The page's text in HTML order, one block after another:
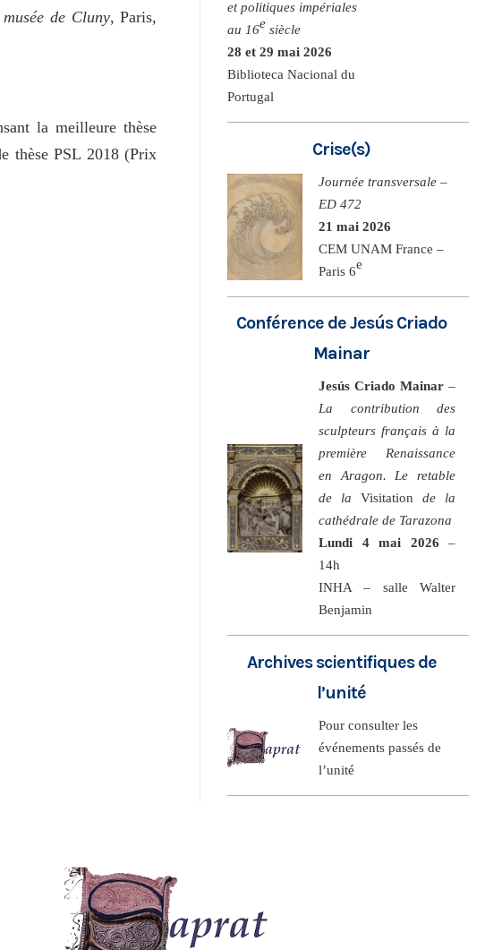
de Cluny, Paris,
la meilleure thèse
thèse PSL 2018 (Prix
et politiques impériales
au 16e siècle
28 et 29 mai 2026
Biblioteca Nacional du
Portugal
Crise(s)
Journée transversale –
ED 472
21 mai 2026
CEM UNAM France –
Paris 6e
Conférence de Jesús Criado
Mainar
Jesús Criado Mainar –
La contribution des
sculpteurs français à la
première Renaissance
en Aragon. Le retable
de la Visitationde la
cathédrale de Tarazona
Lundi 4 mai 2026 –
14h
INHA – salle Walter
Benjamin
Archives scientifiques de
l’unité
Pour consulter les
événements passés de
l’unité